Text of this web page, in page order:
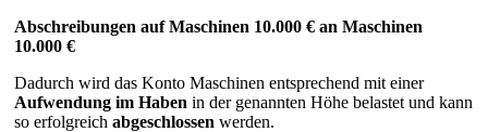
Abschreibungen auf Maschinen 10.000 € an Maschinen
10.000 €
Dadurch wird das Konto Maschinen entsprechend mit einer
Aufwendung im Haben in der genannten Höhe belastet und kann
so erfolgreich abgeschlossen werden.